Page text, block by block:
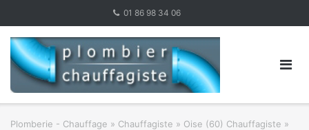
content
01 86 98 34 06
Plomberie - Chauffage » Chauffagiste » Oise (60) Chauffagiste »